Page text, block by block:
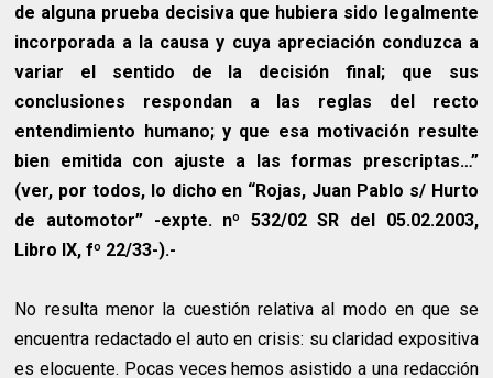
de alguna prueba decisiva que hubiera sido legalmente
incorporada a la causa y cuya apreciación conduzca a
variar el sentido de la decisión final; que sus
conclusiones respondan a las reglas del recto
entendimiento humano; y que esa motivación resulte
bien emitida con ajuste a las formas prescriptas…”
(ver, por todos, lo dicho en “Rojas, Juan Pablo s/ Hurto
de automotor” -expte. nº 532/02 SR del 05.02.2003,
Libro IX, fº 22/33-).-
No resulta menor la cuestión relativa al modo en que se
encuentra redactado el auto en crisis: su claridad expositiva
es elocuente. Pocas veces hemos asistido a una redacción